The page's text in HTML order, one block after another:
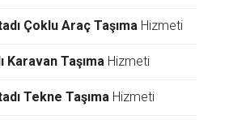
Çoklu Araç Taşıma Hizmeti
Karavan Taşıma Hizmeti
Tekne Taşıma Hizmeti